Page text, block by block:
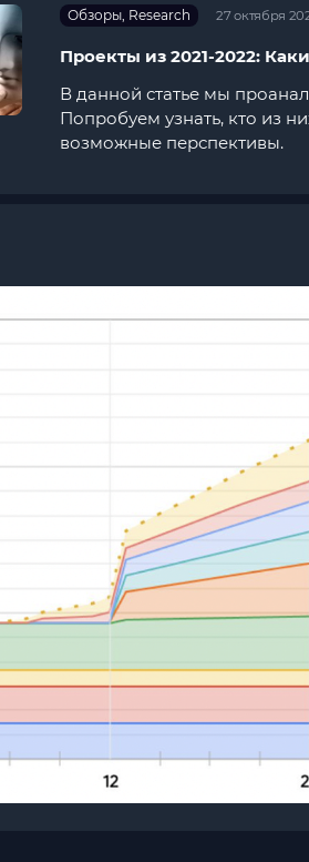
Обзоры, Research 27 октября
Проекты из 2021-2022:
В данной статье мы
Попробуем узнать, кто из
возможные перспективы.